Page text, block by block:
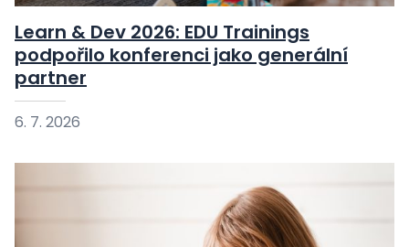
Learn & Dev 2026: EDU Trainings
podpořilo konferenci jako generální
partner
6. 7. 2026